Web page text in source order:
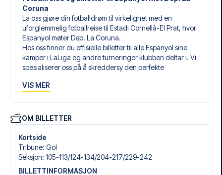
Coruna
La oss gjøre din fotballdrøm til virkelighet med en
uforglemmelig fotballreise til Estadi Cornellà-El Prat, hvor
Espanyol møter Dep. La Coruna.
Hos oss finner du offisielle billetter til alle Espanyol sine
kamper i LaLiga og andre turneringer klubben deltar i. Vi
spesialiserer oss på å skreddersy den perfekte
behov.
sammen din egen fotballpakke, tilpasset dine preferanser.
Velg blant et bredt utvalg av fotballbilletter, nøye utvalgte
hoteller for enhver smak og budsjett, samt fleksible fly som
passer deg best.
Når du velger billettype, kan du se hvilken seksjon du skal
VIS MER
OM BILLETTER
Kortside
Tribune: Gol
Seksjon: 105-113/​124-134/​204-217/​229-242
BILLETTINFORMASJON